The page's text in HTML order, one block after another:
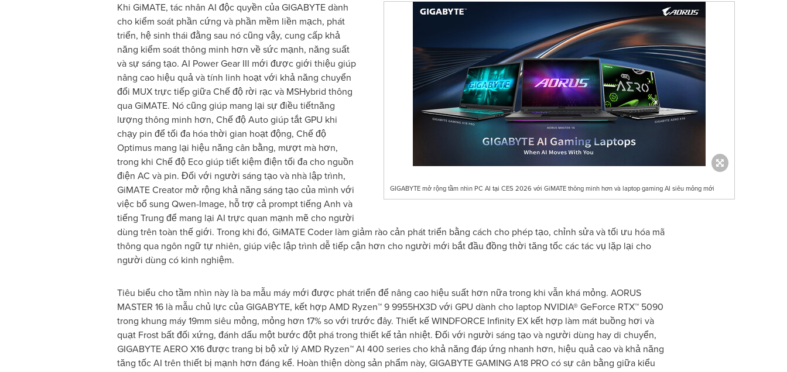
GIGABYTE mở rộng tầm nhìn PC AI tại CES 2026 với GiMATE thông minh hơn và laptop gaming AI siêu mỏng mới
Khi GiMATE, tác nhân AI độc quyền của GIGABYTE dành
cho kiểm soát phần cứng và phần mềm liền mạch, phát
triển, hệ sinh thái đằng sau nó cũng vậy, cung cấp khả
năng kiểm soát thông minh hơn về sức mạnh, năng suất
và sự sáng tạo. AI Power Gear III mới được giới thiệu giúp
nâng cao hiệu quả và tính linh hoạt với khả năng chuyển
đổi MUX trực tiếp giữa Chế độ rời rạc và MSHybrid thông
qua GiMATE. Nó cũng giúp mang lại sự điều tiếtnăng
lượng thông minh hơn, Chế độ Auto giúp tắt GPU khi
chạy pin để tối đa hóa thời gian hoạt động, Chế độ
Optimus mang lại hiệu năng cân bằng, mượt mà hơn,
trong khi Chế độ Eco giúp tiết kiệm điện tối đa cho nguồn
điện AC và pin. Đối với người sáng tạo và nhà lập trình,
GiMATE Creator mở rộng khả năng sáng tạo của mình với
việc bổ sung Qwen-Image, hỗ trợ cả prompt tiếng Anh và
tiếng Trung để mang lại AI trực quan mạnh mẽ cho người
dùng trên toàn thế giới. Trong khi đó, GiMATE Coder làm giảm rào cản phát triển bằng cách cho phép tạo, chỉnh sửa và tối ưu hóa mã
thông qua ngôn ngữ tự nhiên, giúp việc lập trình dễ tiếp cận hơn cho người mới bắt đầu đồng thời tăng tốc các tác vụ lặp lại cho
người dùng có kinh nghiệm.
Tiêu biểu cho tầm nhìn này là ba mẫu máy mới được phát triển để nâng cao hiệu suất hơn nữa trong khi vẫn khá mỏng. AORUS
MASTER 16 là mẫu chủ lực của GIGABYTE, kết hợp AMD Ryzen™ 9 9955HX3D với GPU dành cho laptop NVIDIA® GeForce RTX™ 5090
trong khung máy 19mm siêu mỏng, mỏng hơn 17% so với trước đây. Thiết kế WINDFORCE Infinity EX kết hợp làm mát buồng hơi và
quạt Frost bất đối xứng, đánh dấu một bước đột phá trong thiết kế tản nhiệt. Đối với người sáng tạo và người dùng hay di chuyển,
GIGABYTE AERO X16 được trang bị bộ xử lý AMD Ryzen™ AI 400 series cho khả năng đáp ứng nhanh hơn, hiệu quả cao và khả năng
tăng tốc AI trên thiết bị mạnh hơn đáng kể. Hoàn thiện dòng sản phẩm này, GIGABYTE GAMING A18 PRO có sự cân bằng giữa kiểu